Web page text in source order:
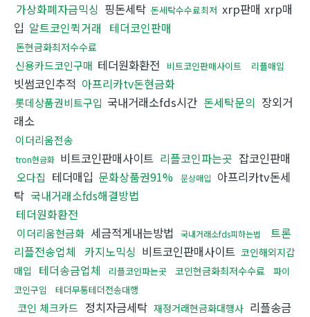
가상화폐자금믹싱 핑돈세탁 돈세탁수수료최저 xrp판매 xrp매
입 알트코인퀵거래 테더코인판매
돈현금화최저수수료
신용카드코인구매 테더원화환전 비트코인판매사이트 리플매입
빗썸코인추적 아프리카tv돈현금화
롯데상품권비트구입 국내거래소fds시간 돈세탁문의 장외거
래소
이더리움전송
tron현금화 비트코인판매사이트 리플코인파는곳 잡코인판매
오다집 테더매입 문화상품권91% 문상매입
아프리카tv돈세
탁 국내거래소fds해결방법
테더원화환전
이더리움현금화 세금적게내는방법 국내거래소fds피하는법
트론
리플전송업체
카지노믹싱 비트코인판매사이트 코인해외지갑
매입
테더송금업체 리플코인파는곳 코인현금화최저수수료
파이
코인구입
테더무통테더전송대행
코인 체크카드 정치자금세탁 재정거래현금화대행사 리플송금